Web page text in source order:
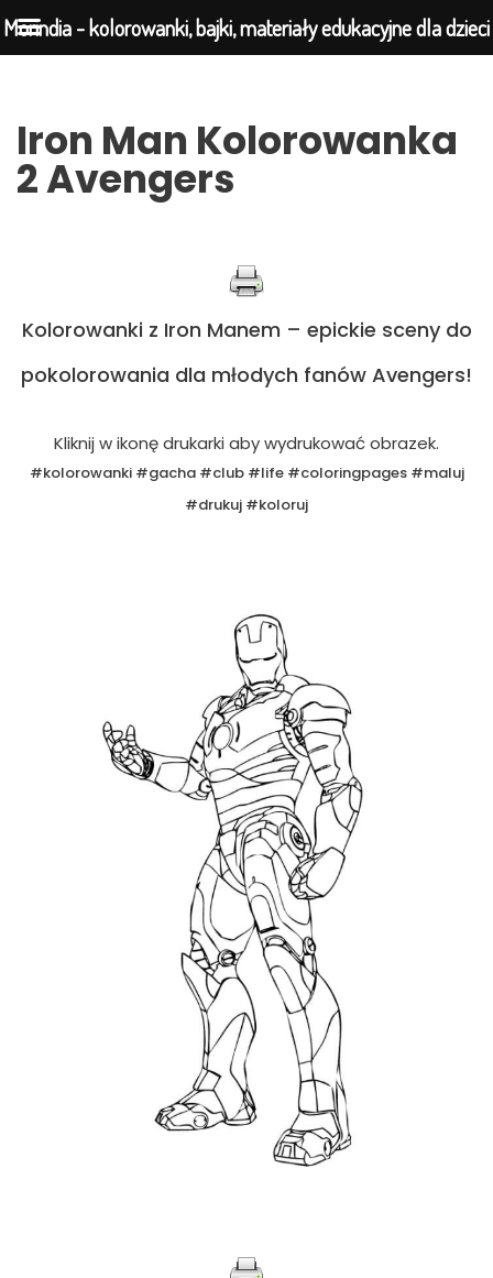
do
treści
Iron Man Kolorowanka
2 Avengers
Kolorowanki z Iron Manem – epickie sceny do
pokolorowania dla młodych fanów Avengers!
Kliknij w ikonę drukarki aby wydrukować obrazek.
#kolorowanki #gacha #club #life #coloringpages #maluj
#drukuj #koloruj
Morindia - kolorowanki, bajki, materiały edukacyjne dla dzieci